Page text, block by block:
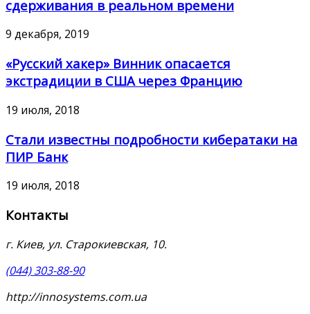
сдерживания в реальном времени
9 декабря, 2019
«Русский хакер» Винник опасается
экстрадиции в США через Францию
19 июля, 2018
Стали известны подробности кибератаки на
ПИР Банк
19 июля, 2018
Контакты
г. Киев, ул. Старокиевская, 10.
(044) 303-88-90
http://innosystems.com.ua